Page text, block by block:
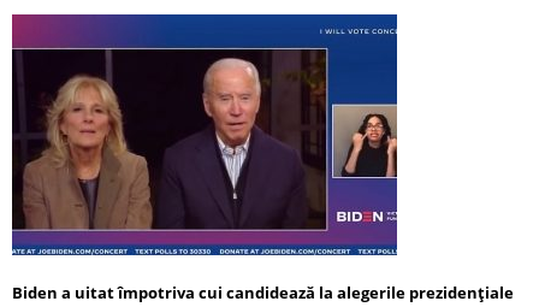
Biden a uitat împotriva cui candidează la alegerile prezidențiale